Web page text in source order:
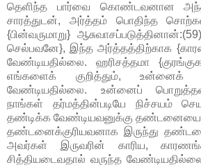
தெளிந்த பார்வை கொண்டவனான
சாரத்துடன், அர்த்தம் பொதிந்த
{பின்வருமாறு}
செல்பவனே}, இந்த அர்த்தத்திற்காக
வேண்டியதில்லை. ஹரிசத்தமா
எங்களைக் குறித்தும், உன்னைக்
வேண்டியதில்லை. உன்னைப்
நாங்கள் தர்மத்தின்படியே நிச்சயம்
தண்டிக்க வேண்டியவனுக்கு தண்டனையை
தண்டனைக்குரியவனாக இருந்து
அவர்கள் இருவரின் காரிய,
சித்தியடைவதால் வருந்த